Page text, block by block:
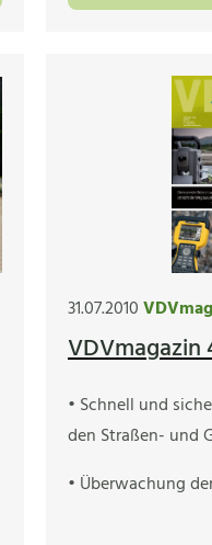
31.07.2010
VDVmagazin
• Schnell und
den Straßen- und
• Überwachung